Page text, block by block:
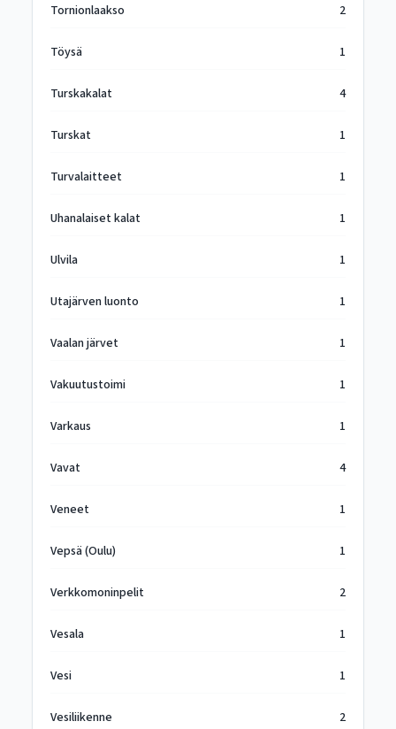
Tornionlaakso 2
Töysä 1
Turskakalat 4
Turskat 1
Turvalaitteet 1
Uhanalaiset kalat 1
Ulvila 1
Utajärven luonto 1
Vaalan järvet 1
Vakuutustoimi 1
Varkaus 1
Vavat 4
Veneet 1
Vepsä (Oulu) 1
Verkkomoninpelit 2
Vesala 1
Vesi 1
Vesiliikenne 2